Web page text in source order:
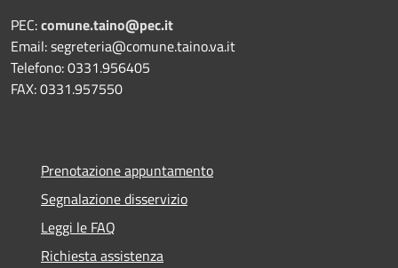
PEC:comune.taino@pec.it
Email: segreteria@comune.taino.va.it
Telefono: 0331.956405
FAX: 0331.957550
Prenotazione appuntamento
Segnalazione disservizio
Leggi le FAQ
Richiesta assistenza